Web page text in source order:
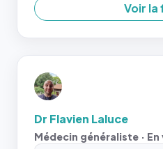
Voir la
Dr Flavien Laluce
Médecin généraliste · En